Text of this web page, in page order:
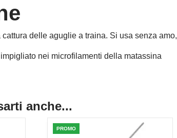
delle aguglie a traina. Si usa senza amo,
nei microfilamenti della matassina
anche...
PROMO